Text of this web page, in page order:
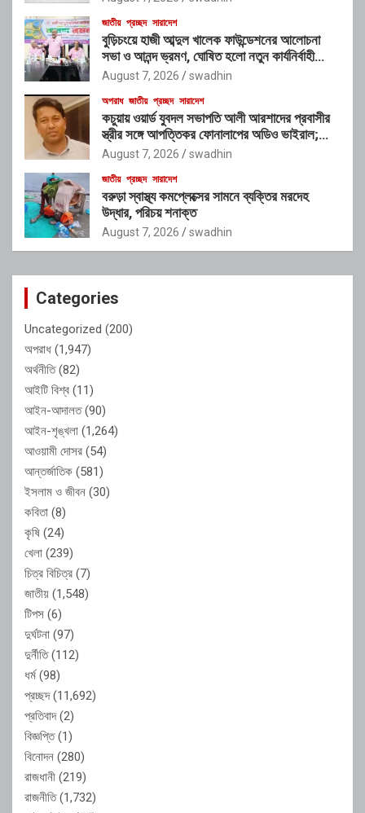
জাতীয় প্রচ্ছদ সারাদেশ
বুড়িচংয়ে হাজী আব্দুল খালেক ফাউন্ডেশনের আলোচনা
সভা ও আনন্দ ভ্রমণ, ঘোষিত হলো নতুন কার্যনির্বাহী
কমিটি
August 7, 2026 swadhin
অপরাধ জাতীয় প্রচ্ছদ সারাদেশ
কচুয়ায় ওয়ার্ড যুবদল সভাপতি আলী আরশাদের প্রবাসীর
স্ত্রীর সঙ্গে আপত্তিকর ফোনালাপের অডিও ভাইরাল;
শাস্তির দাবি এলাকাবাসীর
August 7, 2026 swadhin
জাতীয় প্রচ্ছদ সারাদেশ
বরুড়া স্বাস্থ্য কমপ্লেক্সের সামনে ব্যক্তির মরদেহ
উদ্ধার, পরিচয় শনাক্ত
August 7, 2026 swadhin
Categories
Uncategorized (200)
অপরাধ (1,947)
অর্থনীতি(82)
আইটি বিশ্ব (11)
আইন-আদালত(90)
আইন-শৃঙ্খলা (1,264)
আওয়ামী দোসর (54)
আন্তর্জাতিক (581)
ইসলাম ও জীবন (30)
কবিতা (8)
কৃষি (24)
খেলা (239)
চিত্র বিচিত্র (7)
জাতীয় (1,548)
টিপস (6)
দুর্ঘটনা (97)
দুর্নীতি(112)
ধর্ম (98)
প্রচ্ছদ(11,692)
প্রতিবাদ(2)
বিজ্ঞপ্তি(1)
বিনোদন (280)
রাজধানী (219)
রাজনীতি(1,732)